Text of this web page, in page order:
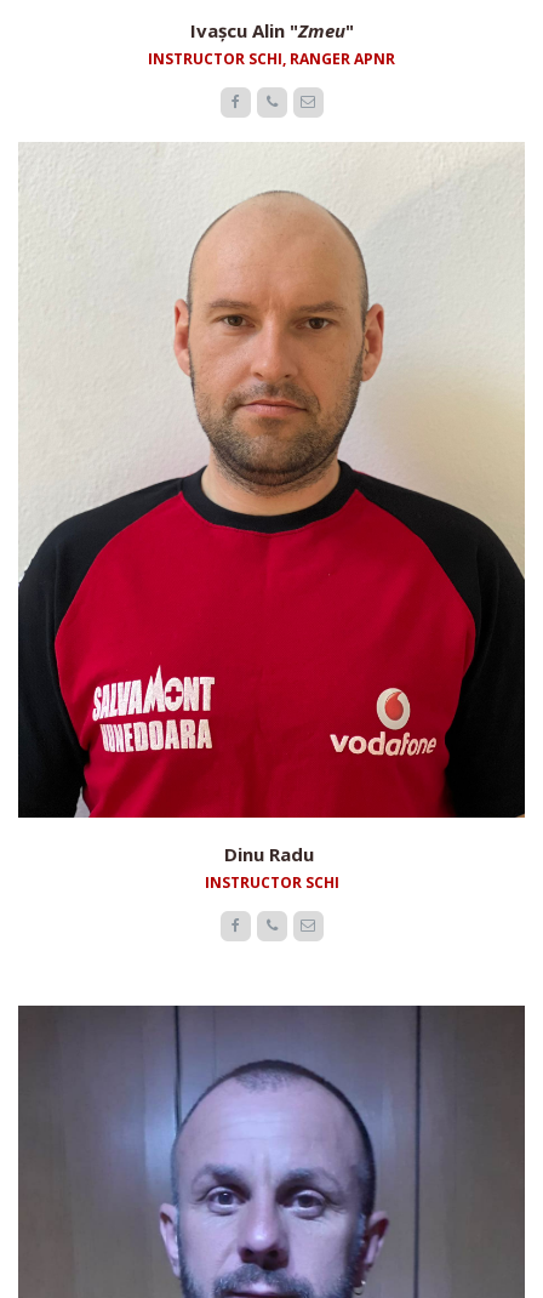
Ivașcu Alin "Zmeu"
INSTRUCTOR SCHI, RANGER APNR
  
Dinu Radu
INSTRUCTOR SCHI
  